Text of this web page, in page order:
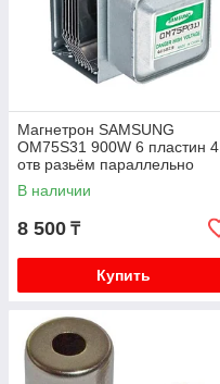
Магнетрон SAMSUNG
OM75S31 900W 6 пластин 4
отв разьём параллельно
В наличии
8 500 ₸
Купить